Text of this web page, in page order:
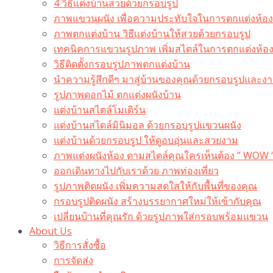
4 วิธีแต่งบ้านสวยด้วยกรอบรูป
ภาพแขวนผนัง เพื่อความประทับใจในการตกแต่งห้อง
ภาพตกแต่งบ้าน วิธีแต่งบ้านให้สวยด้วยกรอบรูป
เทคนิคการแขวนรูปภาพ เพิ่มสไตล์ในการตกแต่งห้อง
วิธีติดตั้งกรอบรูปภาพตกแต่งบ้าน
นำความรู้สึกดีๆ มาสู่บ้านของคุณด้วยกรอบรูปและง
รูปภาพดอกไม้ ตกแต่งผนังบ้าน
แต่งบ้านสไตล์โมเดิร์น
แต่งบ้านสไตล์มินิมอล ด้วยกรอบรูปแขวนผนัง
แต่งบ้านด้วยกรอบรูป ให้ดูอบอุ่นและสวยงาม
ภาพแต่งผนังห้อง ตามสไตล์คุณใครเห็นต้อง ” WOW
ออกเดินทางไปกับเราด้วย ภาพท่องเที่ยว
รูปภาพติดผนัง เพิ่มความสดใสให้กับพื้นที่ของคุณ
กรอบรูปติดผนัง สร้างบรรยากาศใหม่ให้เข้ากับคุณ
เปลี่ยนบ้านที่คุณรัก ด้วยรูปภาพใส่กรอบพร้อมแขวน​
About Us
วิธีการสั่งซื้อ
การจัดส่ง